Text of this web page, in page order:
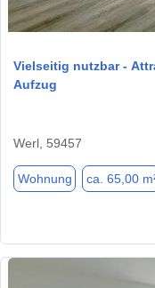
Vielseitig nutzbar -
Aufzug
Werl, 59457
Wohnung ca. 65,00